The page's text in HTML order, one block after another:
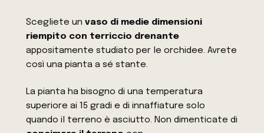
Scegliete unvaso di medie dimensioni
riempito con terriccio drenante
appositamente studiato per le orchidee. Avrete
così una pianta a sé stante.
La pianta ha bisogno di una temperatura
superiore ai 15 gradi e di innaffiature solo
quando il terreno è asciutto. Non dimenticate di